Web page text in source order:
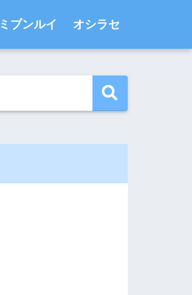
ミブンルイ オシラセ